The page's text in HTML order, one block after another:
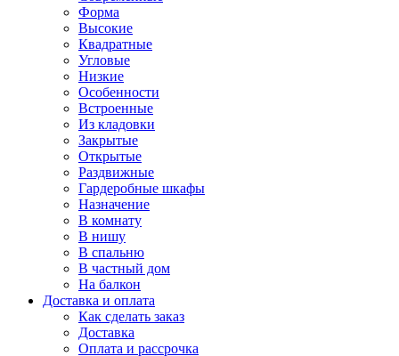
Форма
Высокие
Квадратные
Угловые
Низкие
Особенности
Встроенные
Из кладовки
Закрытые
Открытые
Раздвижные
Гардеробные шкафы
Назначение
В комнату
В нишу
В спальню
В частный дом
На балкон
Доставка и оплата
Как сделать заказ
Доставка
Оплата и рассрочка